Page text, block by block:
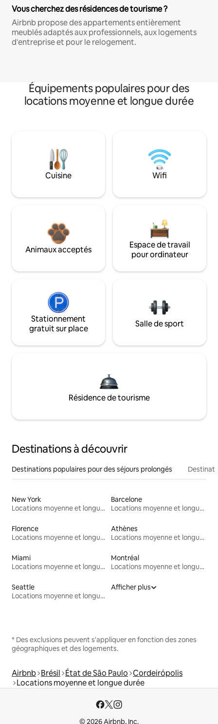
Vous cherchez des résidences de tourisme ?
Airbnb propose des appartements entièrement
meublés adaptés aux professionnels, aux logements
d'entreprise et pour le relogement.
Équipements populaires pour des
locations moyenne et longue durée
Cuisine Wifi
Animaux acceptés
Espace de travail
pour ordinateur
Stationnement
gratuit sur place
Salle de sport
Résidence de tourisme
Destinations à découvrir
Destinations populaires pour des séjours prolongés
New York
Locations moyenne et longue durée
Barcelone
Locations moyenne et longue durée
Florence
Locations moyenne et longue durée
Athènes
Locations moyenne et longue durée
Miami
Locations moyenne et longue durée
Montréal
Locations moyenne et longue durée
Seattle
Locations moyenne et longue durée
Afficher plus
* Des exclusions peuvent s'appliquer en fonction des zones
géographiques et des logements.
Airbnb Brésil État de São Paulo Cordeirópolis
Locations moyenne et longue durée
© 2026 Airbnb, Inc.